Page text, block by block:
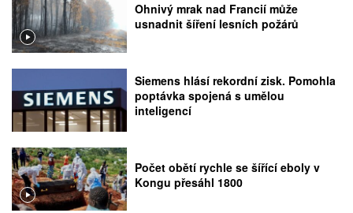
Ohnivý mrak nad Francií může
usnadnit šíření lesních požárů
Siemens hlásí rekordní zisk. Pomohla
poptávka spojená s umělou
inteligencí
Počet obětí rychle se šířící eboly v
Kongu přesáhl 1800